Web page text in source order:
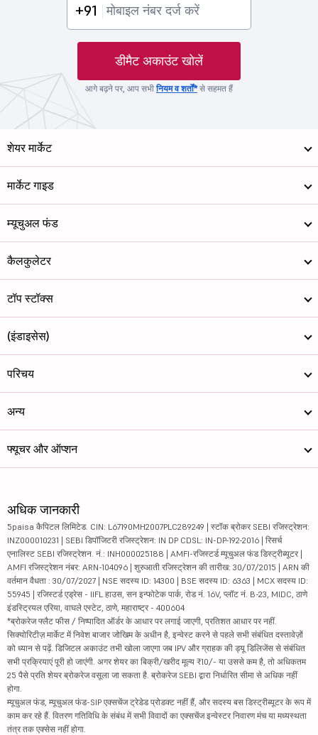
+91
डीमैट अकाउंट खोलें
आगे बढ़ने पर, आप सभीनियम व शर्तों*से सहमत हैं
शेयर मार्केट
मार्केट गाइड
म्यूचुअल फंड
कैलकुलेटर
टॉप स्टॉक्स
(इंडाइसेस)
परिचय
अन्य
फ्यूचर और ऑप्शन
अधिक जानकारी
5paisa कैपिटल लिमिटेड. CIN: L67190MH2007PLC289249 | स्टॉक ब्रोकर SEBI रजिस्ट्रेशन:
INZ000010231 | SEBI डिपॉजिटरी रजिस्ट्रेशन: IN DP CDSL: IN-DP-192-2016 | रिसर्च
एनालिस्ट SEBI रजिस्ट्रेशन. नं.: INH000025188 | AMFI-रजिस्टर्ड म्यूचुअल फंड डिस्ट्रीब्यूटर |
AMFI रजिस्ट्रेशन नंबर: ARN-104096 | शुरुआती रजिस्ट्रेशन की तारीख: 30/07/2015 | ARN की
वर्तमान वैधता : 30/07/2027 | NSE सदस्य ID: 14300 | BSE सदस्य ID: 6363 | MCX सदस्य ID:
55945 | रजिस्टर्ड एड्रेस - IIFL हाउस, सन इन्फोटेक पार्क, रोड नं. 16V, प्लॉट नं. B-23, MIDC, ठाणे
इंडस्ट्रियल एरिया, वाघले एस्टेट, ठाणे, महाराष्ट्र - 400604
*ब्रोकरेज फ्लैट फीस / निष्पादित ऑर्डर के आधार पर लगाई जाएगी, प्रतिशत आधार पर नहीं.
सिक्योरिटीज़ मार्केट में निवेश बाजार जोखिम के अधीन है, इन्वेस्ट करने से पहले सभी संबंधित दस्तावेज़ों
को ध्यान से पढ़ें. डिजिटल अकाउंट तभी खोला जाएगा जब IPV और ग्राहक की ड्यू डिलिजेंस से संबंधित
सभी प्रक्रियाएं पूरी हो जाएंगी. अगर शेयर का बिक्री/खरीद मूल्य ₹10/- या उससे कम है, तो अधिकतम
25 पैसे प्रति शेयर ब्रोकरेज वसूला जा सकता है. ब्रोकरेज SEBI द्वारा निर्धारित सीमा से अधिक नहीं
होगा.
म्यूचुअल फंड, म्यूचुअल फंड-SIP एक्सचेंज ट्रेडेड प्रोडक्ट नहीं हैं, और सदस्य बस डिस्ट्रीब्यूटर के रूप में
काम कर रहे हैं. वितरण गतिविधि के संबंध में सभी विवादों का एक्सचेंज इन्वेस्टर निवारण मंच या मध्यस्थता
तंत्र तक एक्सेस नहीं होगा.